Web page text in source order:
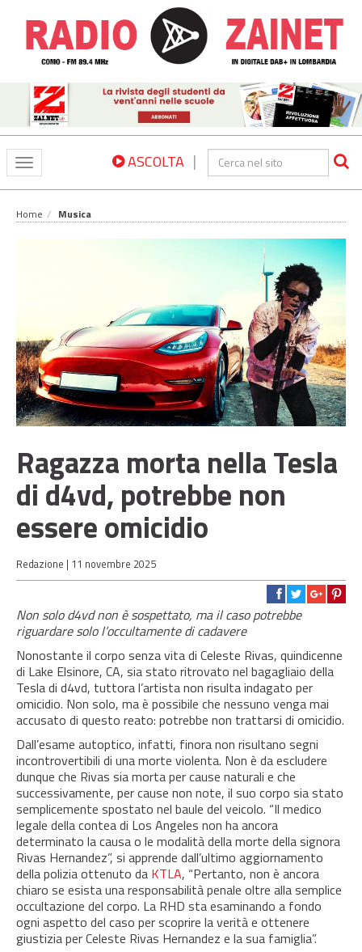
Toggle
navigation
ASCOLTA |
Home Musica
Ragazza morta nella Tesla
di d4vd, potrebbe non
essere omicidio
Redazione | 11 novembre 2025
Non solo d4vd non è sospettato, ma il caso potrebbe
riguardare solo l’occultamente di cadavere
Nonostante il corpo senza vita di Celeste Rivas, quindicenne
di Lake Elsinore, CA, sia stato ritrovato nel bagagliaio della
Tesla di d4vd, tuttora l’artista non risulta indagato per
omicidio. Non solo, ma è possibile che nessuno venga mai
accusato di questo reato: potrebbe non trattarsi di omicidio.
Dall’esame autoptico, infatti, finora non risultano segni
incontrovertibili di una morte violenta. Non è da escludere
dunque che Rivas sia morta per cause naturali e che
successivamente, per cause non note, il suo corpo sia stato
semplicemente spostato nel baule del veicolo. “Il medico
legale della contea di Los Angeles non ha ancora
determinato la causa o le modalità della morte della signora
Rivas Hernandez”, si apprende dall’ultimo aggiornamento
della polizia ottenuto da KTLA, “Pertanto, non è ancora
chiaro se esista una responsabilità penale oltre alla semplice
occultazione del corpo. La RHD sta esaminando a fondo
ogni aspetto del caso per scoprire la verità e ottenere
giustizia per Celeste Rivas Hernandez e la sua famiglia”.